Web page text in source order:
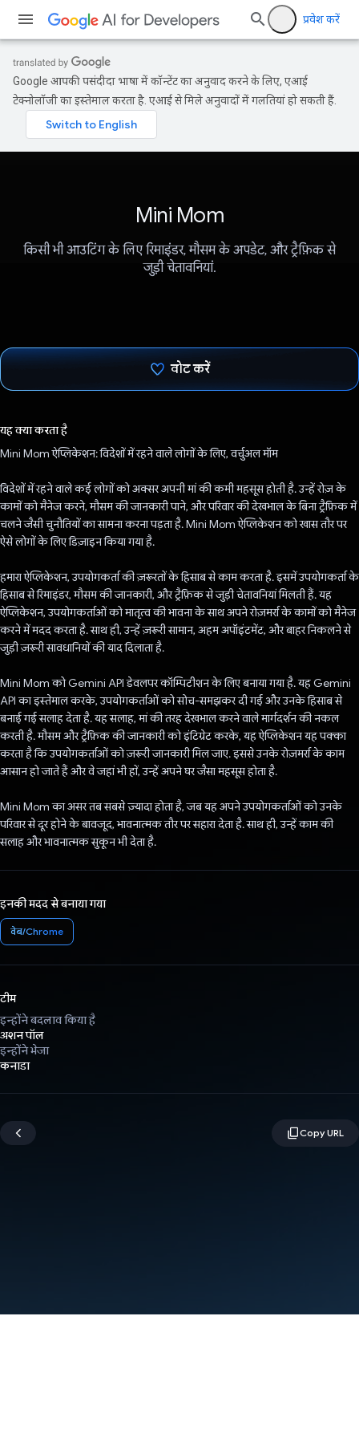
प्रवेश करें
Google आपकी पसंदीदा भाषा में कॉन्टेंट का अनुवाद करने के लिए, एआई
टेक्नोलॉजी का इस्तेमाल करता है. एआई से मिले अनुवादों में गलतियां हो सकती हैं.
Mini Mom
किसी भी आउटिंग के लिए रिमाइंडर, मौसम के अपडेट, और ट्रैफ़िक से
जुड़ी चेतावनियां.
वोट करें
यह क्या करता है
Mini Mom ऐप्लिकेशन: विदेशों में रहने वाले लोगों के लिए, वर्चुअल मॉम
विदेशों में रहने वाले कई लोगों को अक्सर अपनी मां की कमी महसूस होती है. उन्हें रोज़ के
कामों को मैनेज करने, मौसम की जानकारी पाने, और परिवार की देखभाल के बिना ट्रैफ़िक में
चलने जैसी चुनौतियों का सामना करना पड़ता है. Mini Mom ऐप्लिकेशन को खास तौर पर
ऐसे लोगों के लिए डिज़ाइन किया गया है.
हमारा ऐप्लिकेशन, उपयोगकर्ता की ज़रूरतों के हिसाब से काम करता है. इसमें उपयोगकर्ता के
हिसाब से रिमाइंडर, मौसम की जानकारी, और ट्रैफ़िक से जुड़ी चेतावनियां मिलती हैं. यह
ऐप्लिकेशन, उपयोगकर्ताओं को मातृत्व की भावना के साथ अपने रोज़मर्रा के कामों को मैनेज
करने में मदद करता है. साथ ही, उन्हें ज़रूरी सामान, अहम अपॉइंटमेंट, और बाहर निकलने से
जुड़ी ज़रूरी सावधानियों की याद दिलाता है.
Mini Mom को Gemini API डेवलपर कॉम्पिटीशन के लिए बनाया गया है. यह Gemini
API का इस्तेमाल करके, उपयोगकर्ताओं को सोच-समझकर दी गई और उनके हिसाब से
बनाई गई सलाह देता है. यह सलाह, मां की तरह देखभाल करने वाले मार्गदर्शन की नकल
करती है. मौसम और ट्रैफ़िक की जानकारी को इंटिग्रेट करके, यह ऐप्लिकेशन यह पक्का
करता है कि उपयोगकर्ताओं को ज़रूरी जानकारी मिल जाए. इससे उनके रोज़मर्रा के काम
आसान हो जाते हैं और वे जहां भी हों, उन्हें अपने घर जैसा महसूस होता है.
Mini Mom का असर तब सबसे ज़्यादा होता है, जब यह अपने उपयोगकर्ताओं को उनके
परिवार से दूर होने के बावजूद, भावनात्मक तौर पर सहारा देता है. साथ ही, उन्हें काम की
सलाह और भावनात्मक सुकून भी देता है.
इनकी मदद से बनाया गया
वेब/Chrome
टीम
इन्होंने बदलाव किया है
अशन पॉल
इन्होंने भेजा
कनाडा